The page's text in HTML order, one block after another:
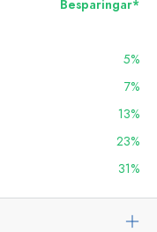
Besparingar*
5%
7%
13%
23%
31%